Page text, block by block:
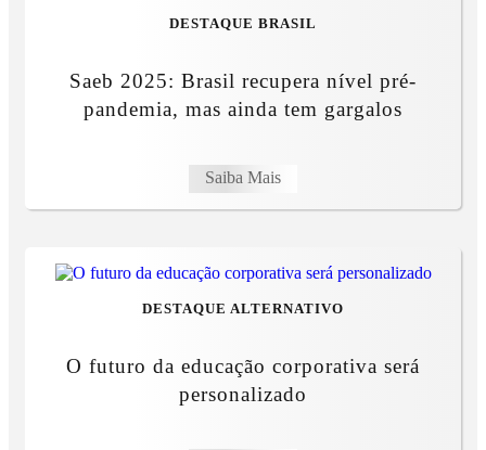
DESTAQUE BRASIL
Saeb 2025: Brasil recupera nível pré-
pandemia, mas ainda tem gargalos
Saiba Mais
DESTAQUE ALTERNATIVO
O futuro da educação corporativa será
personalizado